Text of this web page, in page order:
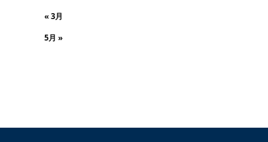
« 3月
5月 »